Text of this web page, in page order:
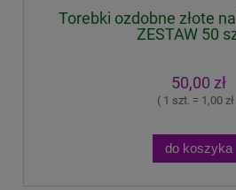
Torebki ozdobne złote
ZESTAW 50
50,00 zł
( 1 szt. = 1,00
do koszyka